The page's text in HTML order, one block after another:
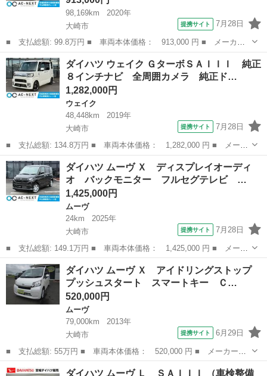
98,169km
2020年
大崎市
提携サイト 7月28日
■ 支払総額: 99.8万円 ■ 車両本体価格： 913,000 円 ■ メーカー
名： ダイハツ ■ 車種名： タフト ■ グレード名： Ｇ 純正デ
ィスプレイオーディオ ガラスルーフ Ｂｌｕｅｔｏｏｔｈ ＣＤ
ＤＶＤ ＥＴ...
宮城 大崎市 ダイハツ
ダイハツ ウェイク ＧターボＳＡＩＩＩ 純正
８インチナビ 全周囲カメラ 純正ド…
1,282,000円
ウェイク
48,448km
2019年
大崎市
提携サイト 7月28日
■ 支払総額: 134.8万円 ■ 車両本体価格： 1,282,000 円 ■ メーカ
ー名： ダイハツ ■ 車種名： ウェイク ■ グレード名： Ｇター
ボＳＡＩＩＩ 純正８インチナビ 全周囲カメラ 純正ドラレコ 両
側電動ス...
宮城 大崎市 ウェイク
ダイハツ ムーヴ Ｘ ディスプレイオーディ
オ バックモニター フルセグテレビ …
1,425,000円
ムーヴ
24km
2025年
大崎市
提携サイト 7月28日
■ 支払総額: 149.1万円 ■ 車両本体価格： 1,425,000 円 ■ メーカ
ー名： ダイハツ ■ 車種名： ムーヴ ■ グレード名： Ｘ ディ
スプレイオーディオ バックモニター フルセグテレビ 片側電動ス
ライドド...
宮城 大崎市 ムーヴ
ダイハツ ムーヴ Ｘ アイドリングストップ
プッシュスタート スマートキー Ｃ…
520,000円
ムーヴ
79,000km
2013年
大崎市
提携サイト 6月29日
■ 支払総額: 55万円 ■ 車両本体価格： 520,000 円 ■ メーカー
名： ダイハツ ■ 車種名： ムーヴ ■ グレード名： Ｘ アイド
宮城 大崎市 ムーヴ
ダイハツ ムーヴ Ｌ ＳＡＩＩＩ （車検整備